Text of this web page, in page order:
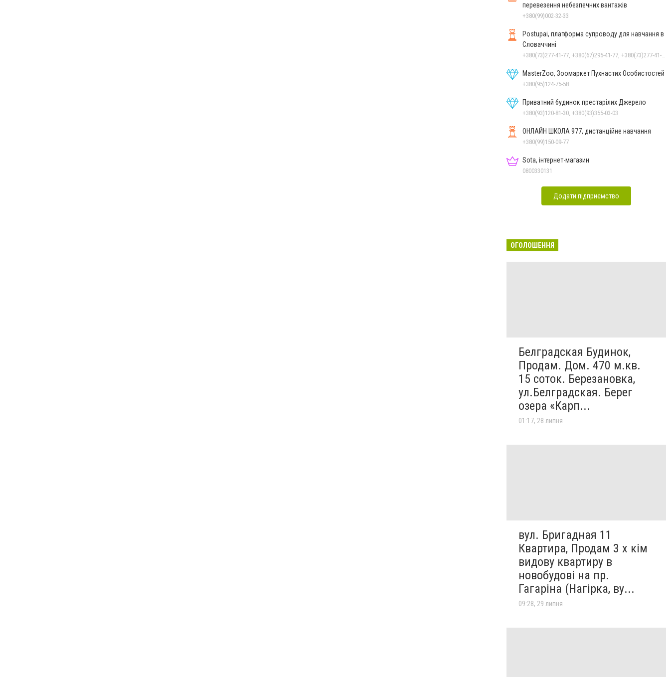
перевезення небезпечних вантажів
+380(99)002-32-33
Postupai, платформа супроводу для навчання в
Словаччині
MasterZoo, Зоомаркет Пухнастих Особистостей
+380(95)124-75-58
Приватний будинок престарілих Джерело
+380(93)120-81-30, +380(93)355-03-03
ОНЛАЙН ШКОЛА 977, дистанційне навчання
+380(99)150-09-77
Sota, інтернет-магазин
0800330131
Додати підприємство
ОГОЛОШЕННЯ
Белградская Будинок,
Продам. Дом. 470 м.кв.
15 соток. Березановка,
ул.Белградская. Берег
озера «Карп...
01:17, 28 липня
вул. Бригадная 11
Квартира, Продам 3 х кім
видову квартиру в
новобудові на пр.
Гагаріна (Нагірка, ву...
09:28, 29 липня